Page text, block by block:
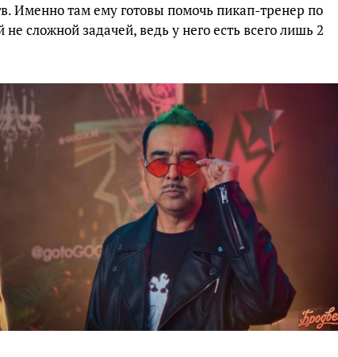
Именно там ему готовы помочь пикап-тренер по
сложной задачей, ведь у него есть всего лишь 2